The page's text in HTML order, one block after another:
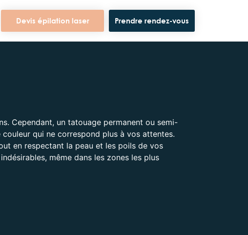
Devis épilation laser Prendre rendez-vous
Cependant, un tatouage permanent ou semi-
qui ne correspond plus à vos attentes.
en respectant la peau et les poils de vos
même dans les zones les plus